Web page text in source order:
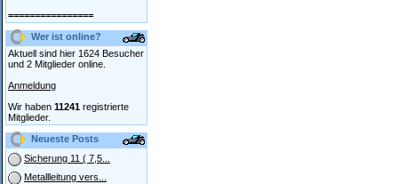
================
Wer ist online?
Aktuell sind hier 1624 Besucher
und 2 Mitglieder online.
Anmeldung
Wir haben 11241 registrierte
Mitglieder.
Neueste Posts
Sicherung 11 ( 7,5...
Metallleitung vers...